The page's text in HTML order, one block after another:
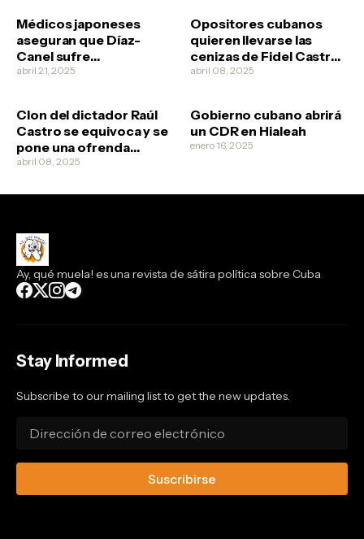
Médicos japoneses
aseguran que Díaz-
Canel sufre
esquizofrenia
abril 21, 2025
Opositores cubanos
quieren llevarse las
cenizas de Fidel Castro
no vaya a ser que los
abril 08, 2025
Clon del dictador Raúl
Castro se equivoca y se
pone una ofrenda
funeral a él mismo
abril 08, 2025
Gobierno cubano abrirá
un CDR en Hialeah
enero 16, 2025
Ay, qué muela! es una revista de sátira política sobre Cuba
Stay Informed
Subscribe to our mailing list to get the new updates.